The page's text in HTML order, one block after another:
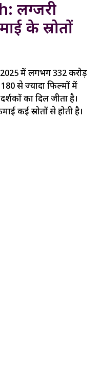
लग्जरी
के स्रोतों
2025 में लगभग ₹332 करोड़
से ज्यादा फिल्मों में
का दिल जीता है।
कई स्रोतों से होती है।